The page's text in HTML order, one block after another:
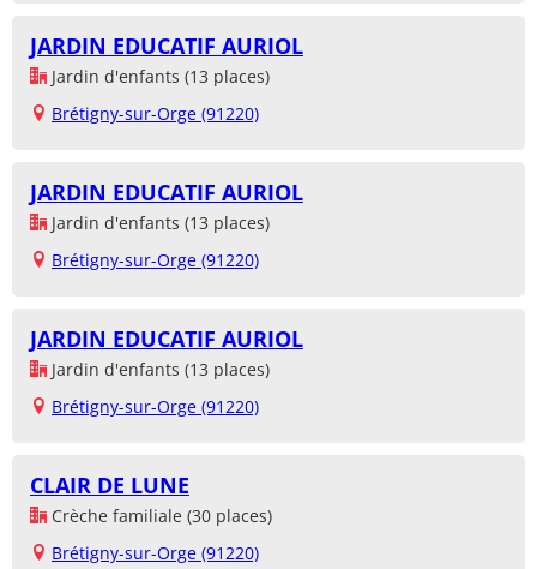
JARDIN EDUCATIF AURIOL
Jardin d'enfants (13 places)
Brétigny-sur-Orge (91220)
JARDIN EDUCATIF AURIOL
Jardin d'enfants (13 places)
Brétigny-sur-Orge (91220)
JARDIN EDUCATIF AURIOL
Jardin d'enfants (13 places)
Brétigny-sur-Orge (91220)
CLAIR DE LUNE
Crèche familiale (30 places)
Brétigny-sur-Orge (91220)